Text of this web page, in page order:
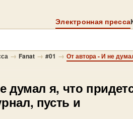
Электронная пресса
→ Fanat → #01 → От автора - И не
думал я, что
пусть и